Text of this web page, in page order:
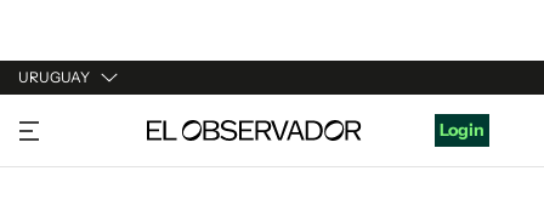
URUGUAY
URUGUAY
ARGENTINA
Login